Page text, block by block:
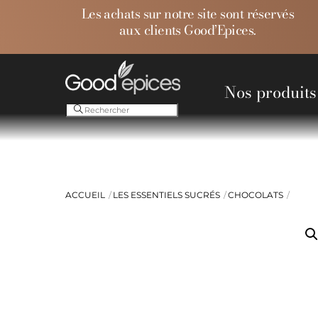
Les achats sur notre site sont réservés
aux clients Good’Epices.
Nos produits
ACCUEIL LES ESSENTIELS SUCRÉS CHOCOLATS